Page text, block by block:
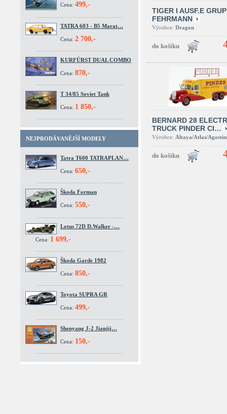
Cena: 499,-
TATRA 603 - B5 Marat…
Cena: 2 700,-
KURFÜRST DUAL COMBO
Cena: 870,-
T 34/85 Soviet Tank
Cena: 1 850,-
NEJPRODÁVANĚJŠÍ MODELY
Tatra T600 TATRAPLAN…
Cena: 650,-
Škoda Forman
Cena: 550,-
Lotus 72D D.Walker -…
Cena: 1 699,-
Škoda Garde 1982
Cena: 850,-
Toyota SUPRA GR
Cena: 499,-
Shenyang J-2 Jianjij…
Cena: 150,-
TIGER I AUSF.E
FEHRMANN
Výrobce: Dragon
BERNARD 28
TRUCK PINDER CI…
Výrobce: Altaya/Atlas/